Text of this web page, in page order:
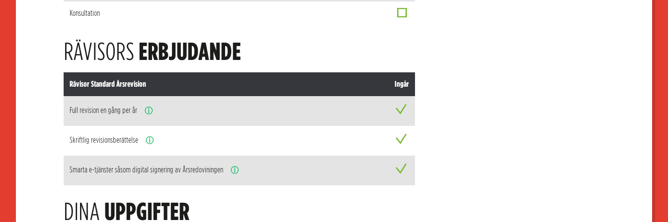
Konsultation
RÄVISORSERBJUDANDE
Rävisor Standard Årsrevision Ingår
Full revision en gång per år ⓘ
Skriftlig revisionsberättelse ⓘ
Smarta e-tjänster såsom digital signering av Årsredoviningen ⓘ
DINAUPPGIFTER